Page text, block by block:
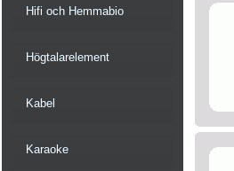
Hifi och Hemmabio
Högtalarelement
Kabel
Karaoke